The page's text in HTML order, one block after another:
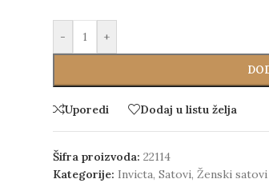
- +
Uporedi Dodaj u listu želja
Šifra proizvoda: 22114
Kategorije: Invicta, Satovi, Ženski satovi